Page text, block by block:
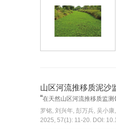
山区河流推移质泥沙
“在天然山区河流推移质监测
罗铭, 刘兴年, 彭万兵, 吴小
2025, 57(1): 11-20. DOI: